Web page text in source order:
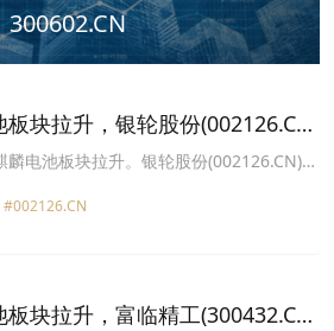
300602.CN
板块拉升，银轮股份(002126.CN)
电池板块拉升。银轮股份(002126.CN)涨
元，科创新源(300731.CN)涨5.17%
涨4.09%报24.97元，银邦股份
#002126.CN
板块拉升，富临精工(300432.CN)